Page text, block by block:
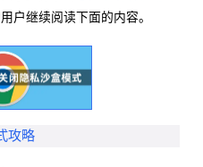
户继续阅读下面的内容。
攻略